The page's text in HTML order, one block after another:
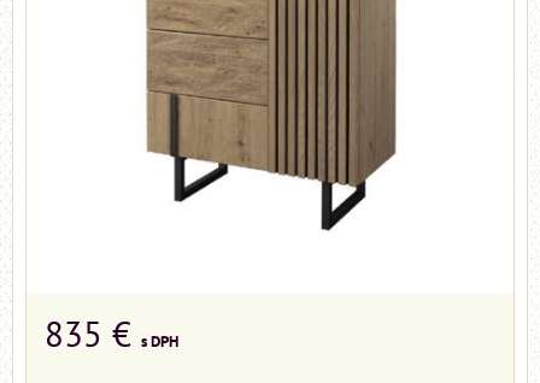
835 € s DPH